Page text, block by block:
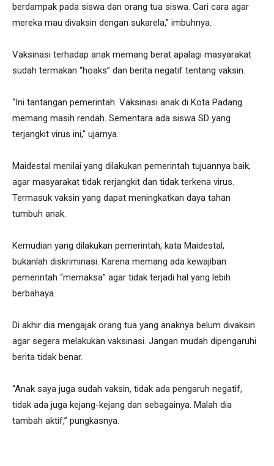
berdampak pada siswa dan orang tua siswa. Cari cara agar
mereka mau divaksin dengan sukarela,” imbuhnya.
Vaksinasi terhadap anak memang berat apalagi masyarakat
sudah termakan “hoaks” dan berita negatif tentang vaksin.
“Ini tantangan pemerintah. Vaksinasi anak di Kota Padang
memang masih rendah. Sementara ada siswa SD yang
terjangkit virus ini,” ujarnya.
Maidestal menilai yang dilakukan pemerintah tujuannya baik,
agar masyarakat tidak rerjangkit dan tidak terkena virus.
Termasuk vaksin yang dapat meningkatkan daya tahan
tumbuh anak.
Kemudian yang dilakukan pemerintah, kata Maidestal,
bukanlah diskriminasi. Karena memang ada kewajiban
pemerintah “memaksa” agar tidak terjadi hal yang lebih
berbahaya.
Di akhir dia mengajak orang tua yang anaknya belum divaksin
agar segera melakukan vaksinasi. Jangan mudah dipengaruhi
berita tidak benar.
“Anak saya juga sudah vaksin, tidak ada pengaruh negatif,
tidak ada juga kejang-kejang dan sebagainya. Malah dia
tambah aktif,” pungkasnya.